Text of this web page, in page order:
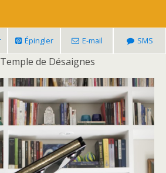
Épingler E-mail SMS
de Désaignes